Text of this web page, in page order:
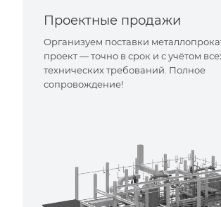
Проектные продажи
Организуем поставки
проект — точно в срок и с учётом
технических требований. Полное
сопровождение!